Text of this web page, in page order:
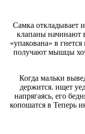
Самка откладывает
клапаны начинают
«упакована» в гнется
получают мышцы
Когда мальки
держится. ищет
напрягаясь, его
копошатся в Теперь